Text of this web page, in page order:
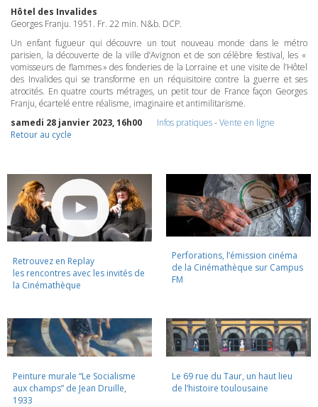
Hôtel des Invalides
Georges Franju. 1951. Fr. 22 min. N&b. DCP.
Un enfant fugueur qui découvre un tout nouveau monde dans le métro
parisien, la découverte de la ville d’Avignon et de son célèbre festival, les «
vomisseurs de flammes » des fonderies de la Lorraine et une visite de l’Hôtel
des Invalides qui se transforme en un réquisitoire contre la guerre et ses
atrocités. En quatre courts métrages, un petit tour de France façon Georges
Franju, écartelé entre réalisme, imaginaire et antimilitarisme.
samedi 28 janvier 2023, 16h00
Infos pratiques-Vente en ligne
Retour au cycle
Retrouvez en Replay
les rencontres avec les invités de
la Cinémathèque
Perforations, l’émission cinéma
de la Cinémathèque sur Campus
FM
Peinture murale “Le Socialisme
aux champs” de Jean Druille,
1933
Le 69 rue du Taur, un haut lieu
de l’histoire toulousaine